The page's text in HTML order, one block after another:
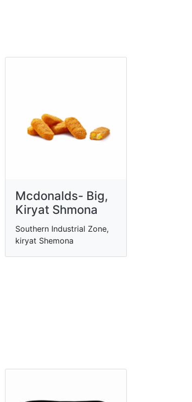
Mcdonalds- Big,
Kiryat Shmona
Southern Industrial Zone,
kiryat Shemona